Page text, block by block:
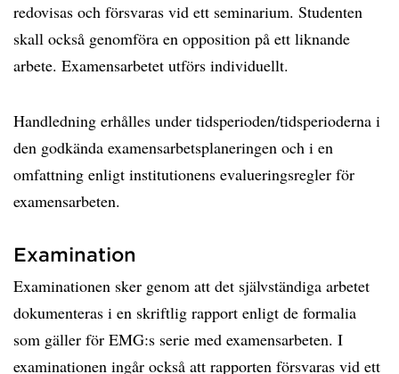
redovisas och försvaras vid ett seminarium. Studenten
skall också genomföra en opposition på ett liknande
arbete. Examensarbetet utförs individuellt.
Handledning erhålles under tidsperioden/tidsperioderna i
den godkända examensarbetsplaneringen och i en
omfattning enligt institutionens evalueringsregler för
examensarbeten.
Examination
Examinationen sker genom att det självständiga arbetet
dokumenteras i en skriftlig rapport enligt de formalia
som gäller för EMG:s serie med examensarbeten. I
examinationen ingår också att rapporten försvaras vid ett